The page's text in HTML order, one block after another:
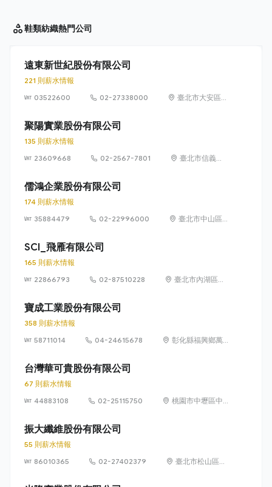
鞋類紡織熱門公司
遠東新世紀股份有限公司
221 則薪水情報
03522600
02-27338000
臺北市大安區敦
聚陽實業股份有限公司
135 則薪水情報
23609668
02-2567-7801
臺北市信義區
儒鴻企業股份有限公司
174 則薪水情報
35884479
02-22996000
臺北市中山區
SCI_飛雁有限公司
165 則薪水情報
22866793
02-87510228
臺北市內湖區瑞
寶成工業股份有限公司
358 則薪水情報
58711014
04-24615678
彰化縣福興鄉萬
台灣華可貴股份有限公司
67 則薪水情報
44883108
02-25115750
桃園市中壢區中
振大纖維股份有限公司
55 則薪水情報
86010365
02-27402379
臺北市松山區復